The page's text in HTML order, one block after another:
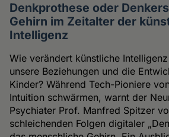
Denkprothese oder
Gehirn im Zeitalter der
Intelligenz
Wie verändert künstliche
unsere Beziehungen und die
Kinder? Während Tech-Pioniere
Intuition schwärmen, warnt der
Psychiater Prof. Manfred Spitzer
schleichenden Folgen digitaler